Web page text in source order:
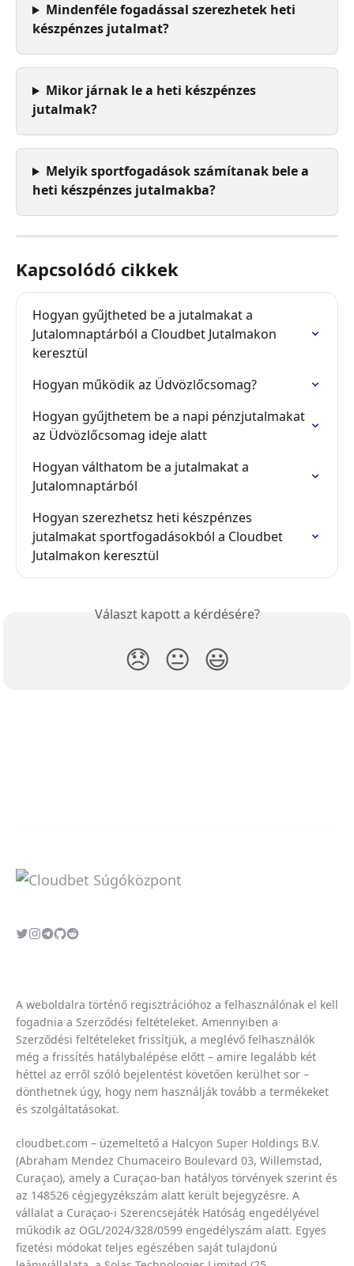
Mindenféle fogadással szerezhetek heti
készpénzes jutalmat?
Mikor járnak le a heti készpénzes
jutalmak?
Melyik sportfogadások számítanak bele a
heti készpénzes jutalmakba?
Kapcsolódó cikkek
Hogyan gyűjtheted be a jutalmakat a
Jutalomnaptárból a Cloudbet Jutalmakon
keresztül
Hogyan működik az Üdvözlőcsomag?
Hogyan gyűjthetem be a napi pénzjutalmakat
az Üdvözlőcsomag ideje alatt
Hogyan válthatom be a jutalmakat a
Jutalomnaptárból
Hogyan szerezhetsz heti készpénzes
jutalmakat sportfogadásokból a Cloudbet
Jutalmakon keresztül
Választ kapott a kérdésére?
😞 😐 😃
A weboldalra történő regisztrációhoz a felhasználónak el kell
fogadnia a Szerződési feltételeket. Amennyiben a
Szerződési feltételeket frissítjük, a meglévő felhasználók
még a frissítés hatálybalépése előtt – amire legalább két
héttel az erről szóló bejelentést követően kerülhet sor –
dönthetnek úgy, hogy nem használják tovább a termékeket
és szolgáltatásokat.
cloudbet.com – üzemeltető a Halcyon Super Holdings B.V.
(Abraham Mendez Chumaceiro Boulevard 03, Willemstad,
Curaçao), amely a Curaçao-ban hatályos törvények szerint és
az 148526 cégjegyzékszám alatt került bejegyzésre. A
vállalat a Curaçao-i Szerencsejáték Hatóság engedélyével
működik az OGL/2024/328/0599 engedélyszám alatt. Egyes
fizetési módokat teljes egészében saját tulajdonú